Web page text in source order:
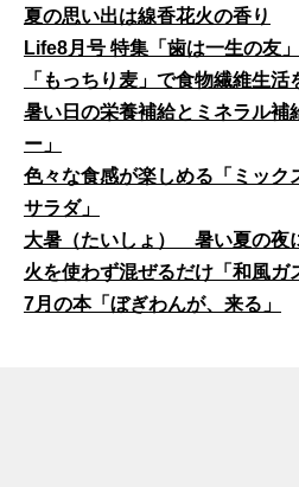
夏の思い出は線香花火の香り
Life8月号 特集「歯は一生の友」
「もっちり麦」で食物繊維生活
暑い日の栄養補給とミネラル補
ー」
色々な食感が楽しめる「ミック
サラダ」
大暑（たいしょ） 暑い夏の夜
火を使わず混ぜるだけ「和風ガ
7月の本「ぼぎわんが、来る」